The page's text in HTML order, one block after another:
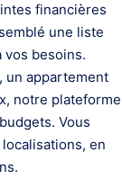
financières
une liste
vos besoins.
un appartement
notre plateforme
Vous
en